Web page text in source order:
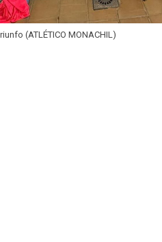
(ATLÉTICO MONACHIL)